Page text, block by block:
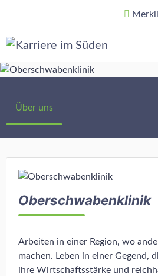
Über uns
Oberschwabenklinik
Arbeiten in einer Region, wo
machen. Leben in einer Gegend,
ihre Wirtschaftsstärke und